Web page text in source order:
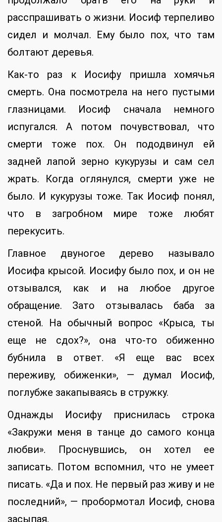
расспрашивать о жизни. Иосиф терпеливо
сидел и молчал. Ему было пох, что там
болтают деревья.
Как-то раз к Иосифу пришла хомячья
смерть. Она посмотрела на него пустыми
глазницами. Иосиф сначала немного
испугался. А потом почувствовал, что
смерти тоже пох. Он пододвинул ей
задней лапой зерно кукурузы и сам сел
жрать. Когда оглянулся, смерти уже не
было. И кукурузы тоже. Так Иосиф понял,
что в загробном мире тоже любят
перекусить.
Главное двуногое дерево называло
Иосифа крысой. Иосифу было пох, и он не
отзывался, как и на любое другое
обращение. Зато отзывалась баба за
стеной. На обычный вопрос «Крыса, ты
еще не сдох?», она что-то обиженно
бубнила в ответ. «Я еще вас всех
переживу, обиженки», — думал Иосиф,
поглубже закапываясь в стружку.
Однажды Иосифу приснилась строка
«Закружи меня в танце до самого конца
любви». Проснувшись, он хотел ее
записать. Потом вспомнил, что не умеет
писать. «Да и пох. Не первый раз живу и не
последний», — пробормотал Иосиф, снова
засыпая.